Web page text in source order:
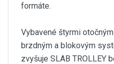
formáte.
Vybavené štyrmi
brzdným a blokovým
zvyšuje SLAB TROLLEY